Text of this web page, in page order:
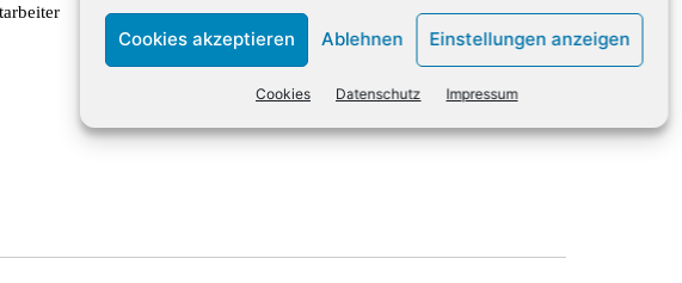
Cookies akzeptieren Ablehnen Einstellungen anzeigen
Cookies Datenschutz Impressum
Bitkom fordert Tempo bei Künstlicher Intelligenz